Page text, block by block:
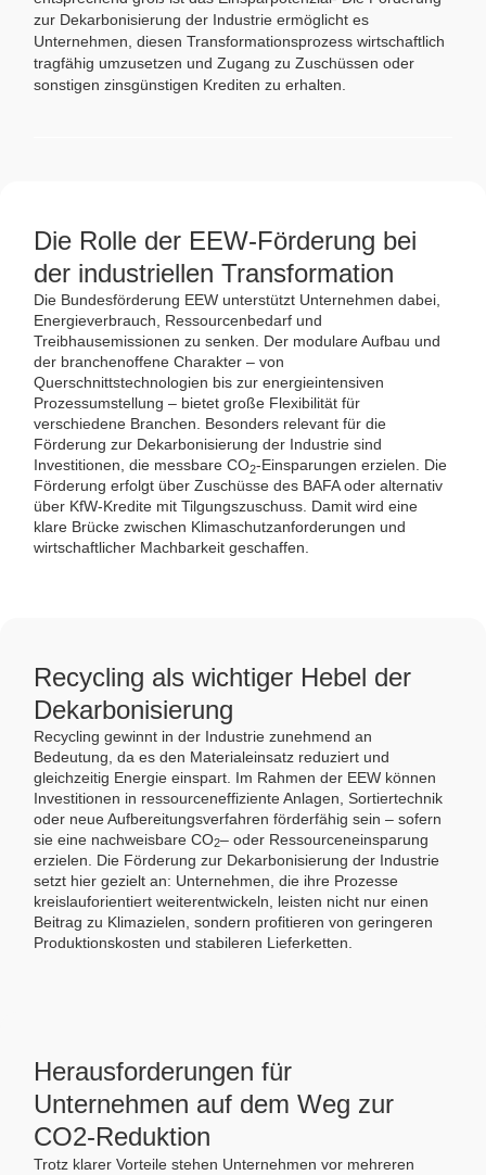
zur Dekarbonisierung der Industrie ermöglicht es
Unternehmen, diesen Transformationsprozess wirtschaftlich
tragfähig umzusetzen und Zugang zu Zuschüssen oder
sonstigen zinsgünstigen Krediten zu erhalten.
Die Rolle der EEW-Förderung bei
der industriellen Transformation
Die Bundesförderung EEW unterstützt Unternehmen dabei,
Energieverbrauch, Ressourcenbedarf und
Treibhausemissionen zu senken. Der modulare Aufbau und
der branchenoffene Charakter – von
Querschnittstechnologien bis zur energieintensiven
Prozessumstellung – bietet große Flexibilität für
verschiedene Branchen. Besonders relevant für die
Förderung zur Dekarbonisierung der Industrie sind
Investitionen, die messbare CO2-Einsparungen erzielen. Die
Förderung erfolgt über Zuschüsse des BAFA oder alternativ
über KfW-Kredite mit Tilgungszuschuss. Damit wird eine
klare Brücke zwischen Klimaschutzanforderungen und
wirtschaftlicher Machbarkeit geschaffen.
Recycling als wichtiger Hebel der
Dekarbonisierung
Recycling gewinnt in der Industrie zunehmend an
Bedeutung, da es den Materialeinsatz reduziert und
gleichzeitig Energie einspart. Im Rahmen der EEW können
Investitionen in ressourceneffiziente Anlagen, Sortiertechnik
oder neue Aufbereitungsverfahren förderfähig sein – sofern
sie eine nachweisbare CO2– oder Ressourceneinsparung
erzielen. Die Förderung zur Dekarbonisierung der Industrie
setzt hier gezielt an: Unternehmen, die ihre Prozesse
kreislauforientiert weiterentwickeln, leisten nicht nur einen
Beitrag zu Klimazielen, sondern profitieren von geringeren
Produktionskosten und stabileren Lieferketten.
Herausforderungen für
Unternehmen auf dem Weg zur
CO2-Reduktion
Trotz klarer Vorteile stehen Unternehmen vor mehreren